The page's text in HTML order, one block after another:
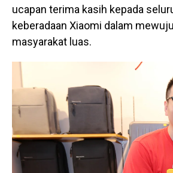
ucapan terima kasih kepada
keberadaan Xiaomi dalam
masyarakat luas.